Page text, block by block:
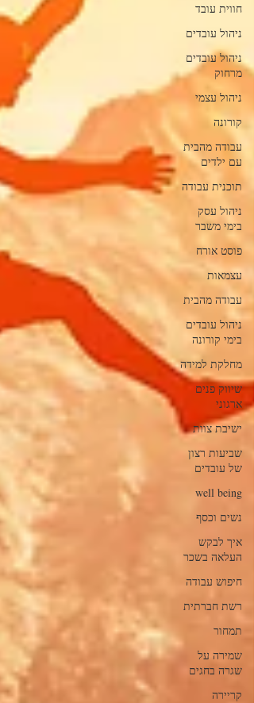
חווית עובד
ניהול עובדים
ניהול עובדים
מרחוק
ניהול עצמי
קורונה
עבודה מהבית
עם ילדים
תוכנית עבודה
ניהול עסק
בימי משבר
פוסט אורח
עצמאות
עבודה מהבית
ניהול עובדים
בימי קורונה
מחלקת למידה
שיווק פנים
ארגוני
ישיבת צוות
שביעות רצון
של עובדים
well being
נשים וכסף
איך לבקש
העלאה בשכר
חיפוש עבודה
רשת חברתית
תמחור
שמירה על
שגרה בחגים
קריירה